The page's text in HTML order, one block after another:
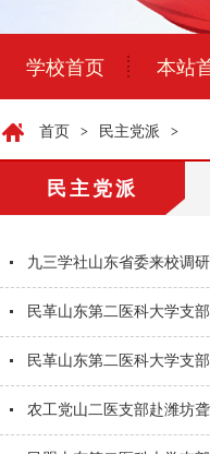
学校首页 本站
首页 民主党派
民主党派
九三学社山东省委来校调研
民革山东第二医科大学支
民革山东第二医科大学支
农工党山二医支部赴潍坊